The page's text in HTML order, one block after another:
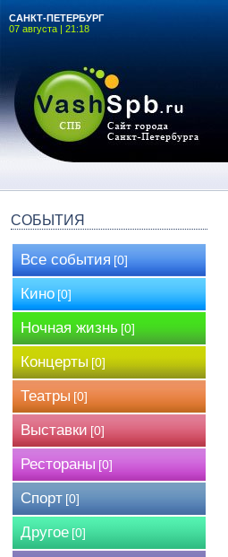
САНКТ-ПЕТЕРБУРГ
07 августа | 21:18
СОБЫТИЯ
Все события[0]
Кино[0]
Ночная жизнь [0]
Концерты [0]
Театры [0]
Выставки [0]
Рестораны [0]
Спорт [0]
Другое [0]